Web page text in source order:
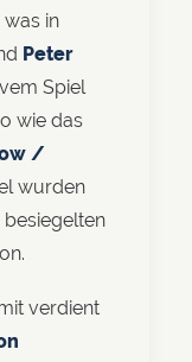
in
Peter
Spiel
wie das
/
wurden
verdient